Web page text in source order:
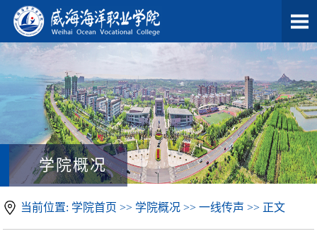
学院概况
当前位置: 学院首页 >> 学院概况 >> 一线传声 >> 正文